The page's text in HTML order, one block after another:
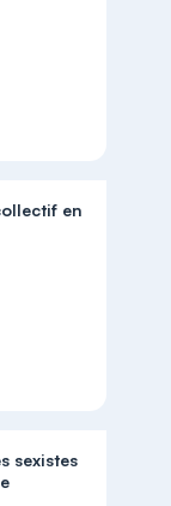
en
sexistes